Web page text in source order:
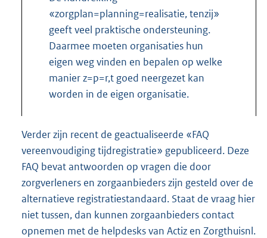
«zorgplan=planning=realisatie, tenzij»
geeft veel praktische ondersteuning.
Daarmee moeten organisaties hun
eigen weg vinden en bepalen op welke
manier z=p=r,t goed neergezet kan
worden in de eigen organisatie.
Verder zijn recent de geactualiseerde «FAQ
vereenvoudiging tijdregistratie» gepubliceerd. Deze
FAQ bevat antwoorden op vragen die door
zorgverleners en zorgaanbieders zijn gesteld over de
alternatieve registratiestandaard. Staat de vraag hier
niet tussen, dan kunnen zorgaanbieders contact
opnemen met de helpdesks van Actiz en Zorgthuisnl.